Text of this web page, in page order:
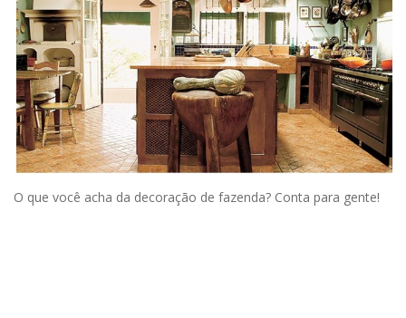
O que você acha da decoração de fazenda? Conta para gente!